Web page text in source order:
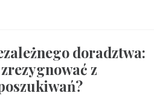
doradztwa:
z